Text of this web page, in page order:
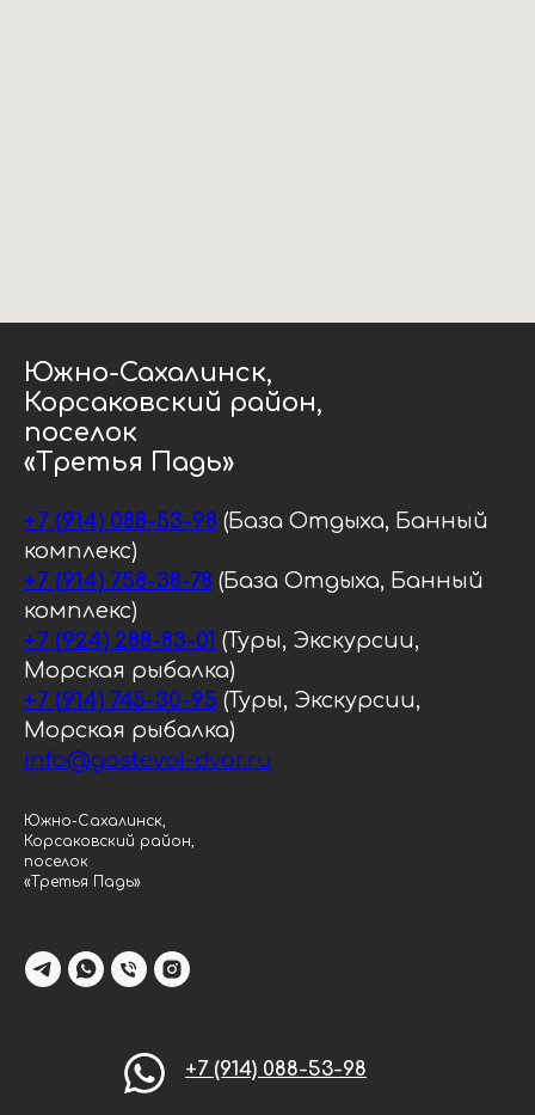
Южно-Сахалинск,
Корсаковский район,
поселок
«Третья Падь»
+7 (914) 088-53-98 (База Отдыха, Банный
комплекс)
+7 (914) 758-38-78 (База Отдыха, Банный
комплекс)
+7 (924) 288-83-01 (Туры, Экскурсии,
Морская рыбалка)
+7 (914) 745-30-95 (Туры, Экскурсии,
Морская рыбалка)
info@gostevoi-dvor.ru
Южно-Сахалинск,
Корсаковский район,
поселок
«Третья Падь»
+7 (914) 088-53-98